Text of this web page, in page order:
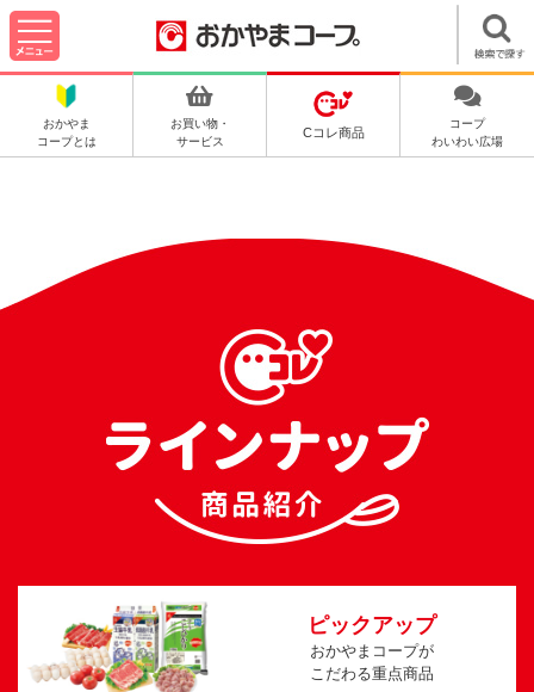
おかやま
コープとは
お買い物・
サービス
Cコレ商品
コープ
わいわい広場
ピックアップ
おかやまコープが
こだわる重点商品